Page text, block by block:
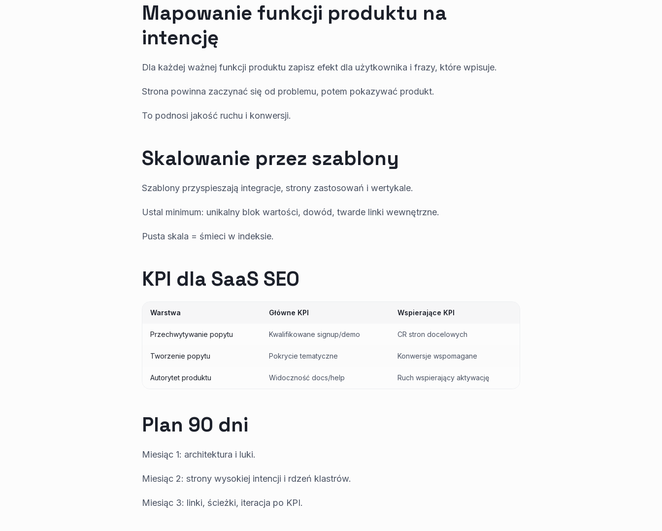
Mapowanie funkcji produktu na
intencję
Dla każdej ważnej funkcji produktu zapisz efekt dla użytkownika i frazy, które wpisuje.
Strona powinna zaczynać się od problemu, potem pokazywać produkt.
To podnosi jakość ruchu i konwersji.
Skalowanie przez szablony
Szablony przyspieszają integracje, strony zastosowań i wertykale.
Ustal minimum: unikalny blok wartości, dowód, twarde linki wewnętrzne.
Pusta skala = śmieci w indeksie.
KPI dla SaaS SEO
Warstwa Główne KPI Wspierające KPI
Przechwytywanie popytu Kwalifikowane signup/demo CR stron docelowych
Tworzenie popytu Pokrycie tematyczne Konwersje wspomagane
Autorytet produktu Widoczność docs/help Ruch wspierający aktywację
Plan 90 dni
Miesiąc 1: architektura i luki.
Miesiąc 2: strony wysokiej intencji i rdzeń klastrów.
Miesiąc 3: linki, ścieżki, iteracja po KPI.